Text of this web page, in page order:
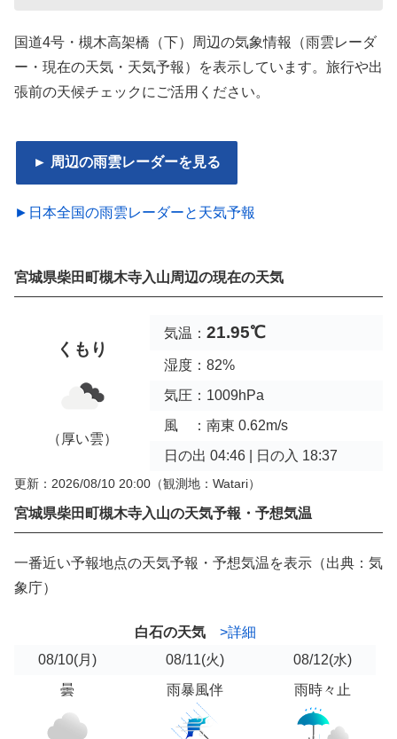
国道4号・槻木高架橋（下）周辺の気象情報（雨雲レーダ
ー・現在の天気・天気予報）を表示しています。旅行や出
張前の天候チェックにご活用ください。
► 周辺の雨雲レーダーを見る
►日本全国の雨雲レーダーと天気予報
宮城県柴田町槻木寺入山周辺の現在の天気
くもり
（厚い雲）
気温： 21.95℃
湿度：82%
気圧：1009hPa
風 ：南東 0.62m/s
日の出 04:46 | 日の入 18:37
更新：2026/08/10 20:00 （観測地：Watari）
宮城県柴田町槻木寺入山の天気予報・予想気温
一番近い予報地点の天気予報・予想気温を表示（出典：気
象庁）
白石の天気
>詳細
08/10(月) 08/11(火) 08/12(水)
曇
雨暴風伴 雨時々止